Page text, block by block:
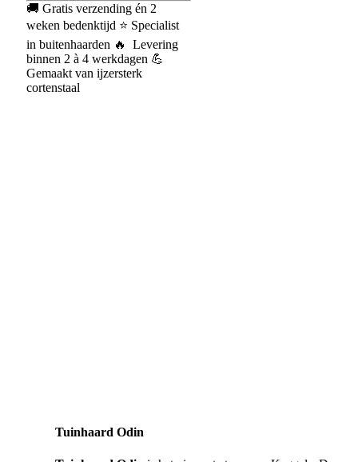
🚚 Gratis verzending én 2
weken bedenktijd ⭐ Specialist
in buitenhaarden ‎️‍🔥 Levering
binnen 2 à 4 werkdagen 💪
Gemaakt van ijzersterk
cortenstaal
Tuinhaard Odin